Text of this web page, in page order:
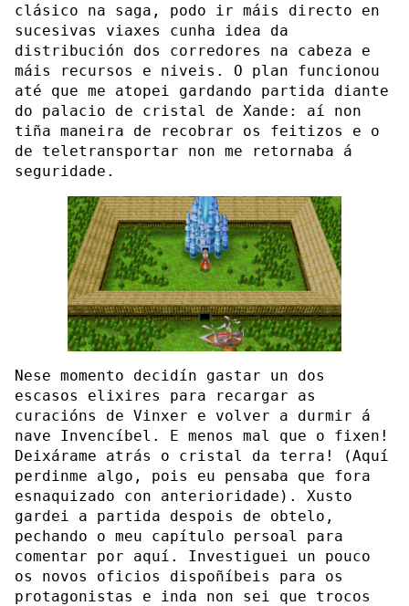
clásico na saga, podo ir máis directo en
sucesivas viaxes cunha idea da
distribución dos corredores na cabeza e
máis recursos e niveis. O plan funcionou
até que me atopei gardando partida diante
do palacio de cristal de Xande: aí non
tiña maneira de recobrar os feitizos e o
de teletransportar non me retornaba á
seguridade.
Nese momento decidín gastar un dos
escasos elixires para recargar as
curacións de Vinxer e volver a durmir á
nave Invencíbel. E menos mal que o fixen!
Deixárame atrás o cristal da terra! (Aquí
perdinme algo, pois eu pensaba que fora
esnaquizado con anterioridade). Xusto
gardei a partida despois de obtelo,
pechando o meu capítulo persoal para
comentar por aquí. Investiguei un pouco
os novos oficios dispoñíbeis para os
protagonistas e inda non sei que trocos